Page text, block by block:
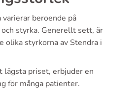
beroende på
styrka. Generellt sett, är
olika styrkorna av Stendra i
lägsta priset, erbjuder en
för många patienter.